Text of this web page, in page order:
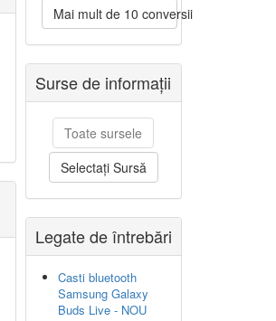
Mai mult de 10 conversii
Surse de informații
Toate sursele
Selectați Sursă
Legate de întrebări
Casti bluetooth
Samsung Galaxy
Buds Live - NOU